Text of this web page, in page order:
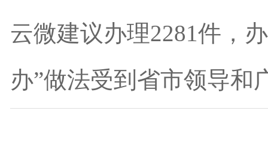
云微建议办理2281件，
办”做法受到省市领导和